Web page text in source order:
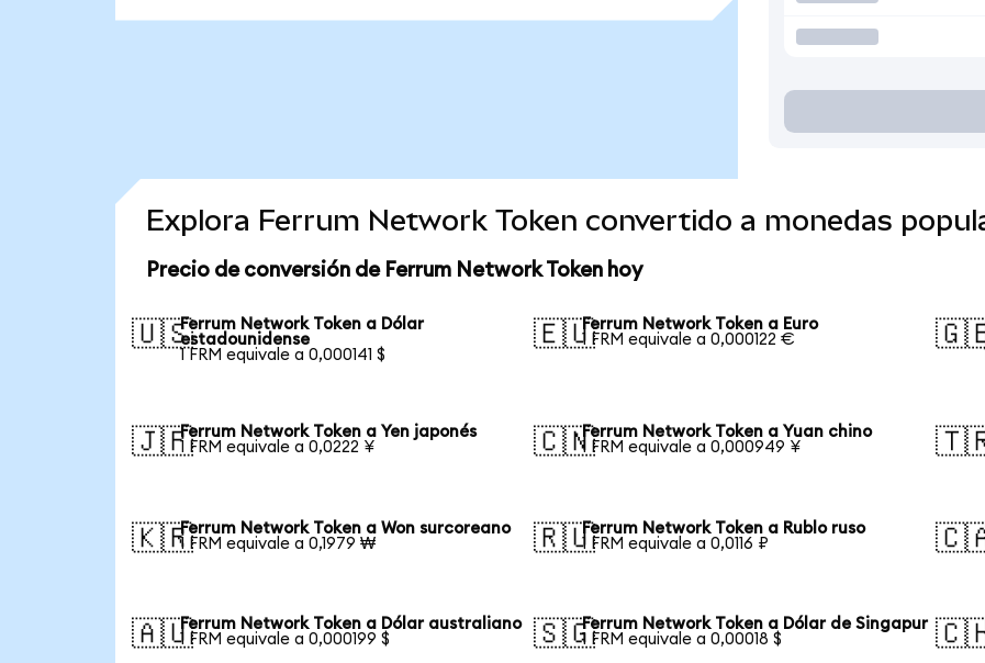
Explora Ferrum Network Token convertido a monedas
Precio de conversión de Ferrum Network Token hoy
🇺🇸Ferrum Network Token a Dólar
estadounidense
1 FRM equivale a 0,000141 $
🇪🇺Ferrum Network Token a Euro
1 FRM equivale a 0,000122 €
🇯🇵Ferrum Network Token a Yen japonés
1 FRM equivale a 0,0222 ¥
🇨🇳Ferrum Network Token a Yuan chino
1 FRM equivale a 0,000949 ¥
🇰🇷Ferrum Network Token a Won surcoreano
1 FRM equivale a 0,1979 ₩
🇷🇺Ferrum Network Token a Rublo ruso
1 FRM equivale a 0,0116 ₽
🇦🇺Ferrum Network Token a Dólar australiano
1 FRM equivale a 0,000199 $
🇸🇬Ferrum Network Token a Dólar de Singapur
1 FRM equivale a 0,00018 $